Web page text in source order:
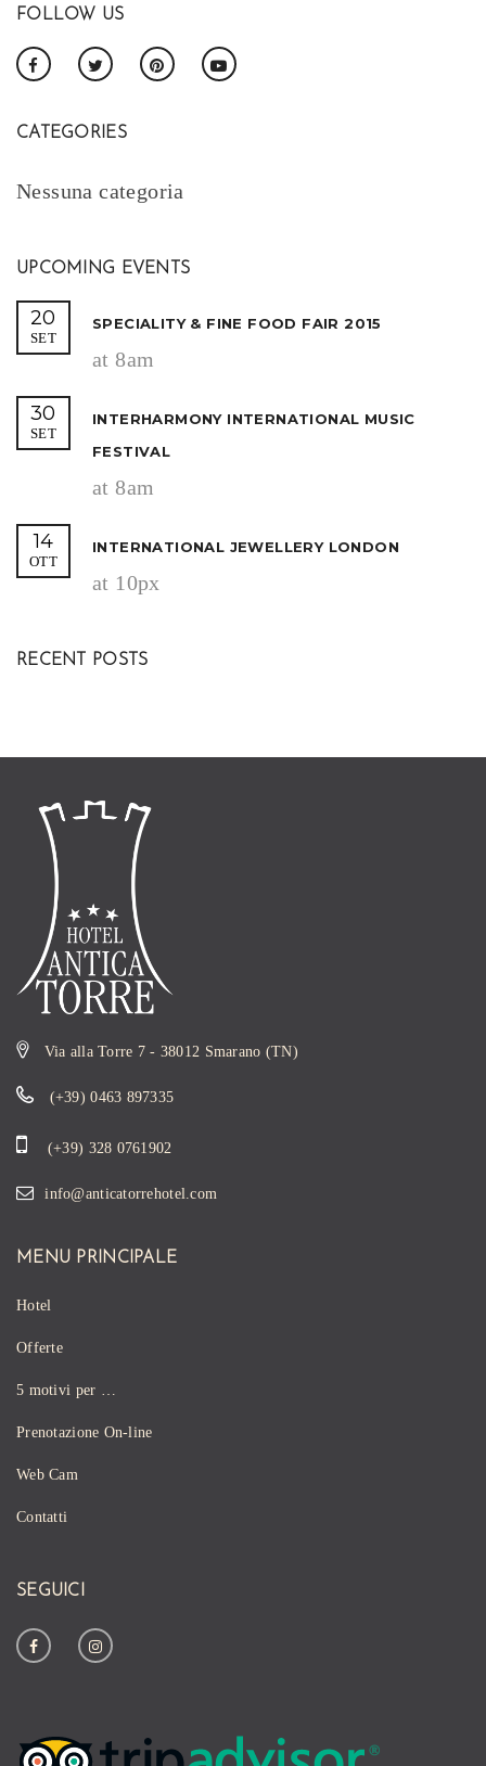
FOLLOW US
CATEGORIES
Nessuna categoria
UPCOMING EVENTS
20
SET
SPECIALITY & FINE FOOD FAIR 2015
at 8am
30
SET
INTERHARMONY INTERNATIONAL MUSIC
FESTIVAL
at 8am
14
OTT
INTERNATIONAL JEWELLERY LONDON
at 10px
RECENT POSTS
Via alla Torre 7 - 38012 Smarano (TN)
(+39) 0463 897335
(+39) 328 0761902
info@anticatorrehotel.com
MENU PRINCIPALE
Hotel
Offerte
5 motivi per …
Prenotazione On-line
Web Cam
Contatti
SEGUICI